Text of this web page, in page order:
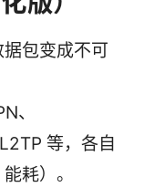
包变成不可
、
等，各自
耗）。